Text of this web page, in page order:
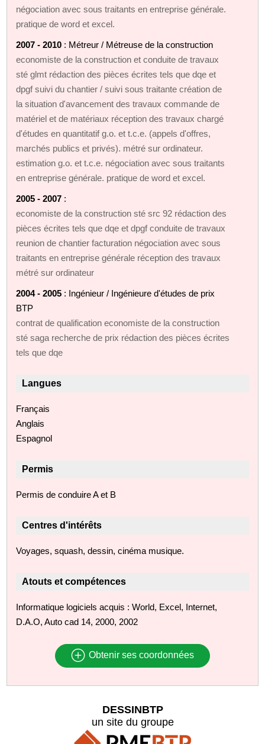
négociation avec sous traitants en entreprise générale.
pratique de word et excel.
2007 - 2010 : Métreur / Métreuse de la construction
economiste de la construction et conduite de travaux
sté glmt rédaction des pièces écrites tels que dqe et
dpgf suivi du chantier / suivi sous traitante création de
la situation d'avancement des travaux commande de
matériel et de matériaux réception des travaux chargé
d'études en quantitatif g.o. et t.c.e. (appels d'offres,
marchés publics et privés). métré sur ordinateur.
estimation g.o. et t.c.e. négociation avec sous traitants
en entreprise générale. pratique de word et excel.
2005 - 2007 :
economiste de la construction sté src 92 rédaction des
pièces écrites tels que dqe et dpgf conduite de travaux
reunion de chantier facturation négociation avec sous
traitants en entreprise générale réception des travaux
métré sur ordinateur
2004 - 2005 : Ingénieur / Ingénieure d'études de prix
BTP
contrat de qualification economiste de la construction
sté saga recherche de prix rédaction des pièces écrites
tels que dqe
Langues
Français
Anglais
Espagnol
Permis
Permis de conduire A et B
Centres d'intérêts
Voyages, squash, dessin, cinéma musique.
Atouts et compétences
Informatique logiciels acquis : World, Excel, Internet,
D.A.O, Auto cad 14, 2000, 2002
Obtenir ses coordonnées
DESSINBTP
un site du groupe